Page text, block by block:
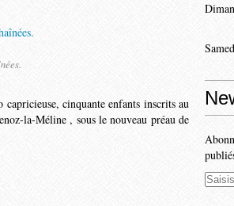
cinquante enfants inscrits au
la-Méline , sous le nouveau préau de